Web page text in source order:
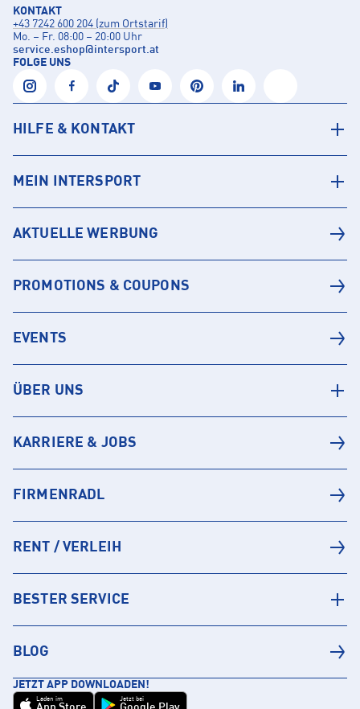
KONTAKT
+43 7242 600 204 (zum Ortstarif)
Mo. – Fr. 08:00 – 20:00 Uhr
service.eshop@intersport.at
FOLGE UNS
HILFE & KONTAKT
MEIN INTERSPORT
AKTUELLE WERBUNG
PROMOTIONS & COUPONS
EVENTS
ÜBER UNS
KARRIERE & JOBS
FIRMENRADL
RENT / VERLEIH
BESTER SERVICE
BLOG
JETZT APP DOWNLOADEN!
Laden im Jetzt bei